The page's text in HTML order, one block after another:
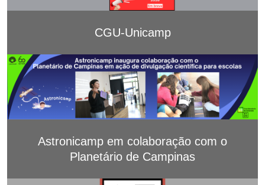
CGU-Unicamp
Astronicamp em colaboração com o
Planetário de Campinas